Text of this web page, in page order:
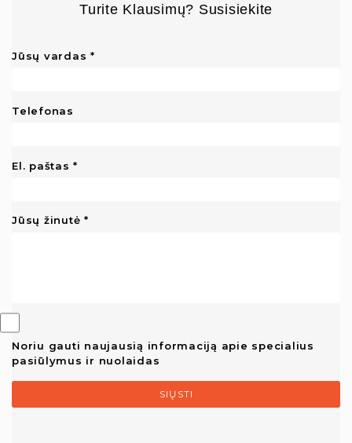
Turite Klausimų? Susisiekite
Jūsų vardas
Telefonas
El. paštas
Jūsų žinutė
Noriu gauti naujausią informaciją apie specialius
pasiūlymus ir nuolaidas
SIŲSTI